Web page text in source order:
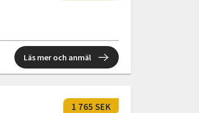
Läs mer och anmäl
1 765 SEK